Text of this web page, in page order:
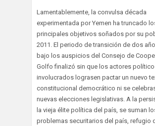
Lamentablemente, la convulsa década
experimentada por Yemen ha truncado
principales objetivos soñados por su
2011. El periodo de transición de dos
bajo los auspicios del Consejo de
Golfo finalizó sin que los actores
involucrados lograsen pactar un nuevo
constitucional democrático ni se
nuevas elecciones legislativas. A la
la vieja élite política del país, se suman
problemas securitarios del país, refugio